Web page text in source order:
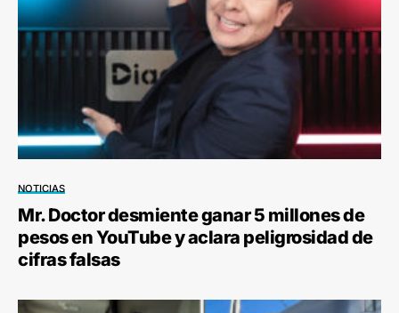
NOTICIAS
Mr. Doctor desmiente ganar 5 millones de
pesos en YouTube y aclara peligrosidad de
cifras falsas